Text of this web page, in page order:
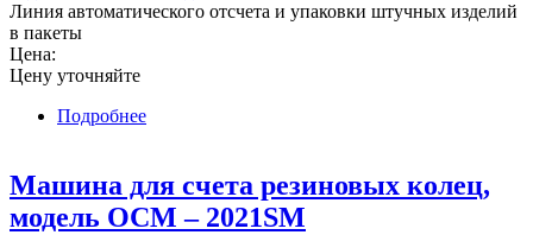
Линия автоматического отсчета и упаковки штучных изделий
в пакеты
Цена:
Цену уточняйте
Подробнее
Машина для счета резиновых колец,
модель OCM – 2021SM